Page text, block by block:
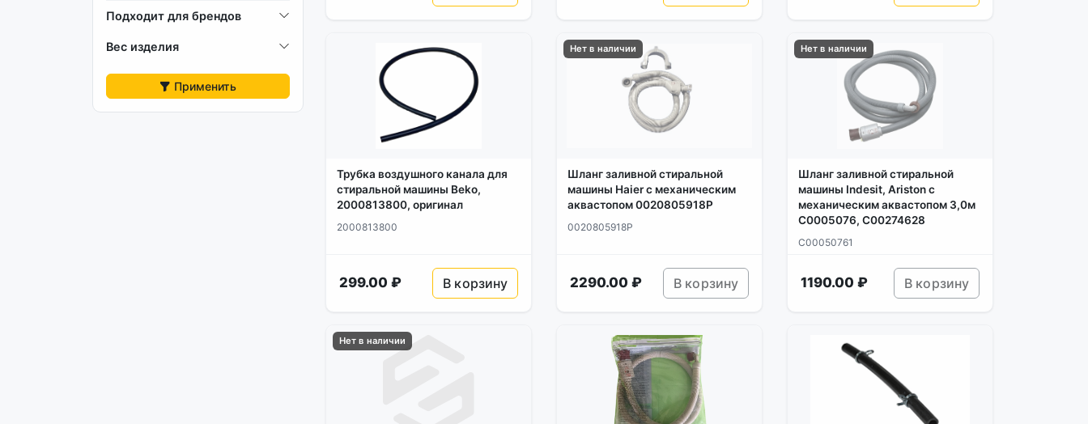
люки | обрамления люка
манжеты люка | хомуты
Подходит для брендов
Вес изделия
Применить
Трубка воздушного канала для
стиральной машины Beko,
2000813800, оригинал
2000813800
299.00 ₽ В корзину
Нет в наличии
Шланг заливной стиральной
машины Haier с механическим
аквастопом 0020805918P
0020805918P
2290.00 ₽ В корзину
Нет в наличии
Шланг заливной стиральной
машины Indesit, Ariston с
механическим аквастопом 3,0м
C0005076, C00274628
C00050761
1190.00 ₽ В корзину
Нет в наличии